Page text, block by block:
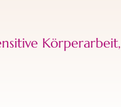
Körperarbeit,